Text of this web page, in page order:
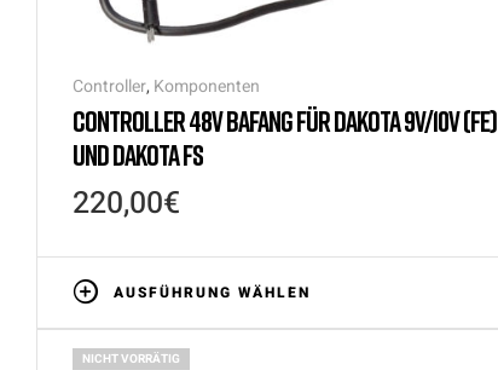
Controller, Komponenten
CONTROLLER 48V BAFANG FÜR DAKOTA 9V/10V (FE)
UND DAKOTA FS
220,00€
AUSFÜHRUNG WÄHLEN
NICHT VORRÄTIG